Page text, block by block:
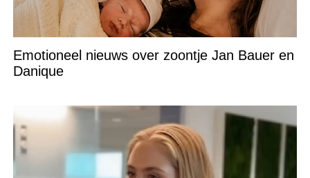
Emotioneel nieuws over zoontje Jan Bauer en
Danique